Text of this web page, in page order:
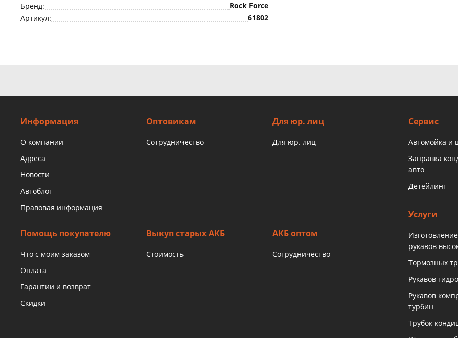
Бренд:
Rock Force
Артикул:
61802
Информация
О компании
Адреса
Новости
Автоблог
Правовая информация
Оптовикам
Сотрудничество
Для юр. лиц
Для юр. лиц
Помощь покупателю
Что с моим заказом
Оплата
Гарантии и возврат
Скидки
Выкуп старых АКБ
Стоимость
АКБ оптом
Сотрудничество
Сервис
Автомойка и
Заправка
авто
Детейлинг
Услуги
рукавов
Тормозных
Рукавов
Рукавов
турбин
Трубок